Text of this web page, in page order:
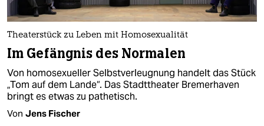
Theaterstück zu Leben mit Homosexualität
Im Gefängnis des Normalen
Von homosexueller Selbstverleugnung handelt das Stück
„Tom auf dem Lande“. Das Stadttheater Bremerhaven
bringt es etwas zu pathetisch.
Von Jens Fischer